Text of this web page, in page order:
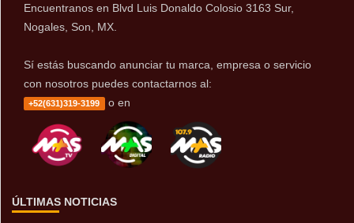
Encuentranos en Blvd Luis Donaldo Colosio 3163 Sur,
Nogales, Son, MX.
Sí estás buscando anunciar tu marca, empresa o servicio
con nosotros puedes contactarnos al:
+52(631)319-3199 o en
ÚLTIMAS NOTICIAS